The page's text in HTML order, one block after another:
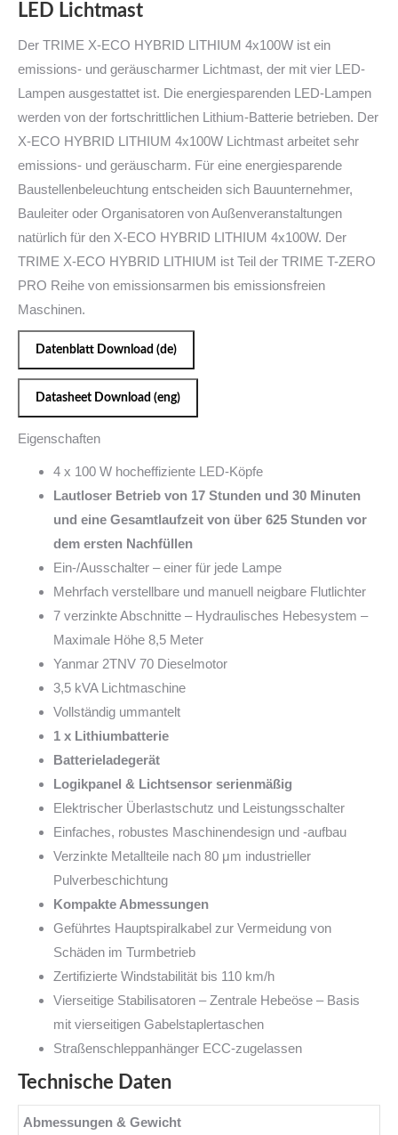
LED Lichtmast
Der TRIME X-ECO HYBRID LITHIUM 4x100W ist ein
emissions- und geräuscharmer Lichtmast, der mit vier LED-
Lampen ausgestattet ist. Die energiesparenden LED-Lampen
werden von der fortschrittlichen Lithium-Batterie betrieben. Der
X-ECO HYBRID LITHIUM 4x100W Lichtmast arbeitet sehr
emissions- und geräuscharm. Für eine energiesparende
Baustellenbeleuchtung entscheiden sich Bauunternehmer,
Bauleiter oder Organisatoren von Außenveranstaltungen
natürlich für den X-ECO HYBRID LITHIUM 4x100W. Der
TRIME X-ECO HYBRID LITHIUM ist Teil der TRIME T-ZERO
PRO Reihe von emissionsarmen bis emissionsfreien
Maschinen.
Datenblatt Download (de)
Datasheet Download (eng)
Eigenschaften
4 x 100 W hocheffiziente LED-Köpfe
Lautloser Betrieb von 17 Stunden und 30 Minuten
und eine Gesamtlaufzeit von über 625 Stunden vor
dem ersten Nachfüllen
Ein-/Ausschalter – einer für jede Lampe
Mehrfach verstellbare und manuell neigbare Flutlichter
7 verzinkte Abschnitte – Hydraulisches Hebesystem –
Maximale Höhe 8,5 Meter
Yanmar 2TNV 70 Dieselmotor
3,5 kVA Lichtmaschine
Vollständig ummantelt
1 x Lithiumbatterie
Batterieladegerät
Logikpanel & Lichtsensor serienmäßig
Elektrischer Überlastschutz und Leistungsschalter
Einfaches, robustes Maschinendesign und -aufbau
Verzinkte Metallteile nach 80 μm industrieller
Pulverbeschichtung
Kompakte Abmessungen
Geführtes Hauptspiralkabel zur Vermeidung von
Schäden im Turmbetrieb
Zertifizierte Windstabilität bis 110 km/h
Vierseitige Stabilisatoren – Zentrale Hebeöse – Basis
mit vierseitigen Gabelstaplertaschen
Straßenschleppanhänger ECC-zugelassen
Technische Daten
Abmessungen & Gewicht